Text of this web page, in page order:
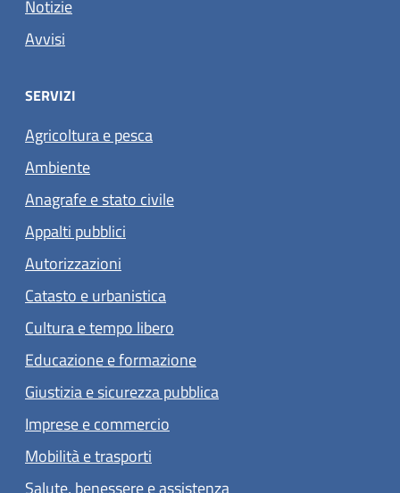
Notizie
Avvisi
SERVIZI
Agricoltura e pesca
Ambiente
Anagrafe e stato civile
Appalti pubblici
Autorizzazioni
Catasto e urbanistica
Cultura e tempo libero
Educazione e formazione
Giustizia e sicurezza pubblica
Imprese e commercio
Mobilità e trasporti
Salute, benessere e assistenza